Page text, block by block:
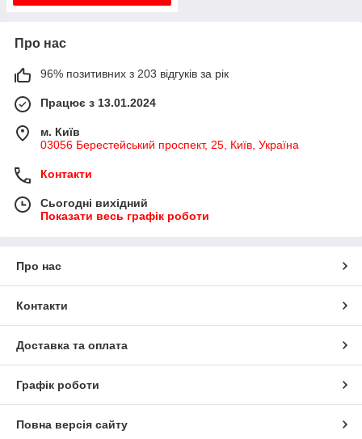
Про нас
96% позитивних з 203 відгуків за рік
Працює з 13.01.2024
м. Київ
03056 Берестейський проспект, 25, Київ, Україна
Контакти
Сьогодні вихідний
Показати весь графік роботи
Про нас
Контакти
Доставка та оплата
Графік роботи
Повна версія сайту